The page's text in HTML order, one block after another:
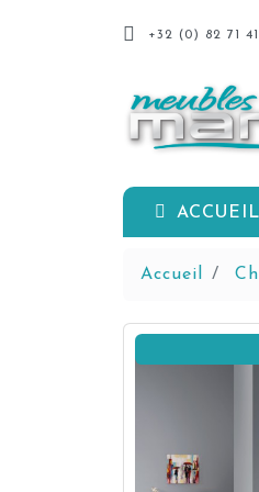
+32 (0) 82 71 41
ACCUEIL
Accueil